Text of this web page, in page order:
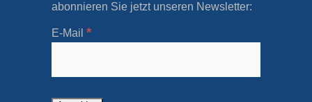
abonnieren Sie jetzt unseren Newsletter:
E-Mail *